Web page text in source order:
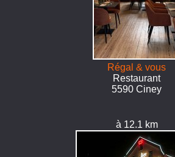
Régal & vous
Restaurant
5590 Ciney
à 12.1 km